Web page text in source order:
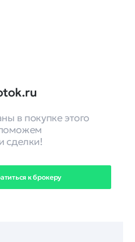
в покупке этого
сделки!
к брокеру